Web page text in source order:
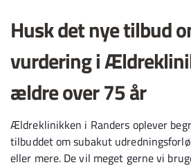
Husk det nye tilbud
vurdering i
ældre over 75 år
Ældreklinikken i Randers oplever
tilbuddet om subakut
eller mere. De vil meget gerne vi